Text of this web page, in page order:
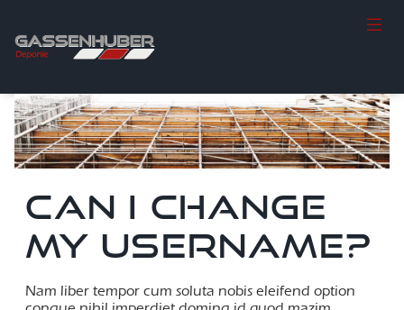
CAN I CHANGE
MY USERNAME?
Nam liber tempor cum soluta nobis eleifend option